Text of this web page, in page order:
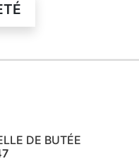
DE BUTÉE